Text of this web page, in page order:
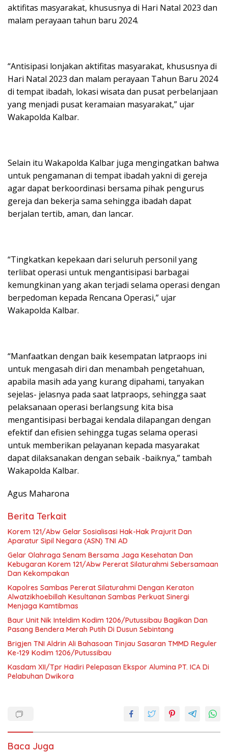
aktifitas masyarakat, khususnya di Hari Natal 2023 dan
malam perayaan tahun baru 2024.
“Antisipasi lonjakan aktifitas masyarakat, khususnya di
Hari Natal 2023 dan malam perayaan Tahun Baru 2024
di tempat ibadah, lokasi wisata dan pusat perbelanjaan
yang menjadi pusat keramaian masyarakat,” ujar
Wakapolda Kalbar.
Selain itu Wakapolda Kalbar juga mengingatkan bahwa
untuk pengamanan di tempat ibadah yakni di gereja
agar dapat berkoordinasi bersama pihak pengurus
gereja dan bekerja sama sehingga ibadah dapat
berjalan tertib, aman, dan lancar.
“Tingkatkan kepekaan dari seluruh personil yang
terlibat operasi untuk mengantisipasi barbagai
kemungkinan yang akan terjadi selama operasi dengan
berpedoman kepada Rencana Operasi,” ujar
Wakapolda Kalbar.
“Manfaatkan dengan baik kesempatan latpraops ini
untuk mengasah diri dan menambah pengetahuan,
apabila masih ada yang kurang dipahami, tanyakan
sejelas- jelasnya pada saat latpraops, sehingga saat
pelaksanaan operasi berlangsung kita bisa
mengantisipasi berbagai kendala dilapangan dengan
efektif dan efisien sehingga tugas selama operasi
untuk memberikan pelayanan kepada masyarakat
dapat dilaksanakan dengan sebaik -baiknya,” tambah
Wakapolda Kalbar.
Agus Maharona
Berita Terkait
Korem 121/Abw Gelar Sosialisasi Hak-Hak Prajurit Dan
Aparatur Sipil Negara (ASN) TNI AD
Gelar Olahraga Senam Bersama Jaga Kesehatan Dan
Kebugaran Korem 121/Abw Pererat Silaturahmi Sebersamaan
Dan Kekompakan
‎Kapolres Sambas Pererat Silaturahmi Dengan Keraton
Alwatzikhoebillah Kesultanan Sambas Perkuat Sinergi
Menjaga Kamtibmas
Baur Unit Nik Inteldim Kodim 1206/Putussibau Bagikan Dan
Pasang Bendera Merah Putih Di Dusun Sebintang
Brigjen TNI Aldrin Ali Bahasoan Tinjau Sasaran TMMD Reguler
Ke-129 Kodim 1206/Putussibau
Kasdam XII/Tpr Hadiri Pelepasan Ekspor Alumina PT. ICA Di
Pelabuhan Dwikora
Baca Juga